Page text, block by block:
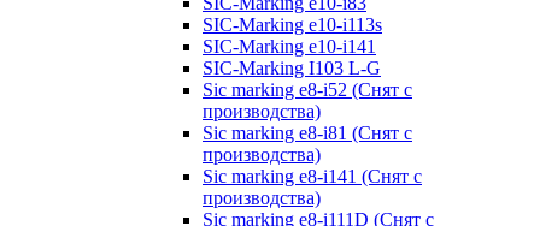
SIC-Marking e10-i113s
SIC-Marking e10-i141
SIC-Marking I103 L-G
Sic marking e8-i52 (Снят с
производства)
Sic marking e8-i81 (Снят с
производства)
Sic marking e8-i141 (Снят с
производства)
Sic marking e8-i111D (Снят с